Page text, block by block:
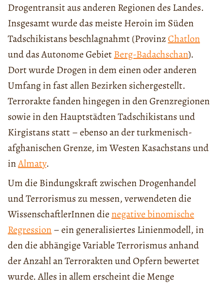
Drogentransit aus anderen Regionen des Landes.
Insgesamt wurde das meiste Heroin im Süden
Tadschikistans beschlagnahmt (ProvinzChatlon
und das Autonome GebietBerg-Badachschan).
Dort wurde Drogen in dem einen oder anderen
Umfang in fast allen Bezirken sichergestellt.
Terrorakte fanden hingegen in den Grenzregionen
sowie in den Hauptstädten Tadschikistans und
Kirgistans statt – ebenso an der turkmenisch-
afghanischen Grenze, im Westen Kasachstans und
inAlmaty.
Um die Bindungskraft zwischen Drogenhandel
und Terrorismus zu messen, verwendeten die
WissenschaftlerInnen dienegative binomische
Regression– ein generalisiertes Linienmodell, in
den die abhängige Variable Terrorismus anhand
der Anzahl an Terrorakten und Opfern bewertet
wurde. Alles in allem erscheint die Menge